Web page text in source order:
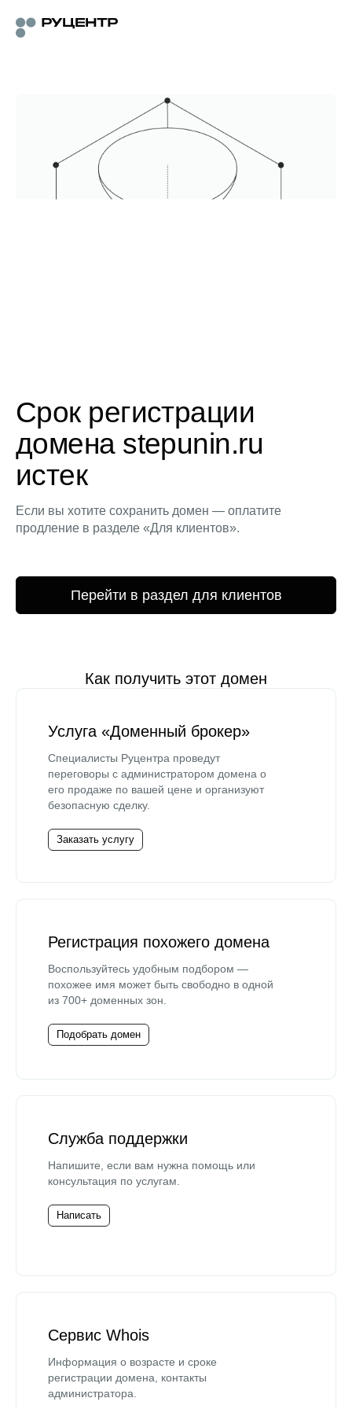
Срок регистрации
домена stepunin.ru
истек
Если вы хотите сохранить домен — оплатите
продление в разделе «Для клиентов».
Перейти в раздел для клиентов
Как получить этот домен
Услуга «Доменный брокер»
Специалисты Руцентра проведут
переговоры с администратором домена о
его продаже по вашей цене и организуют
безопасную сделку.
Заказать услугу
Регистрация похожего домена
Воспользуйтесь удобным подбором —
похожее имя может быть свободно в одной
из 700+ доменных зон.
Подобрать домен
Служба поддержки
Напишите, если вам нужна помощь или
консультация по услугам.
Написать
Сервис Whois
Информация о возрасте и сроке
регистрации домена, контакты
администратора.